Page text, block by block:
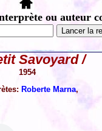
ou auteur
Savoyard /
1954
Roberte Marna,